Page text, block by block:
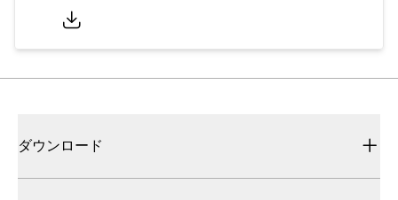
ダウンロード